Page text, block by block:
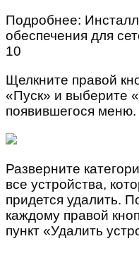
Подробнее:
обеспечения для
10
Щелкните правой
«Пуск» и выберите
появившегося меню.
Разверните
все устройства,
придется удалить.
каждому правой
пункт «Удалить